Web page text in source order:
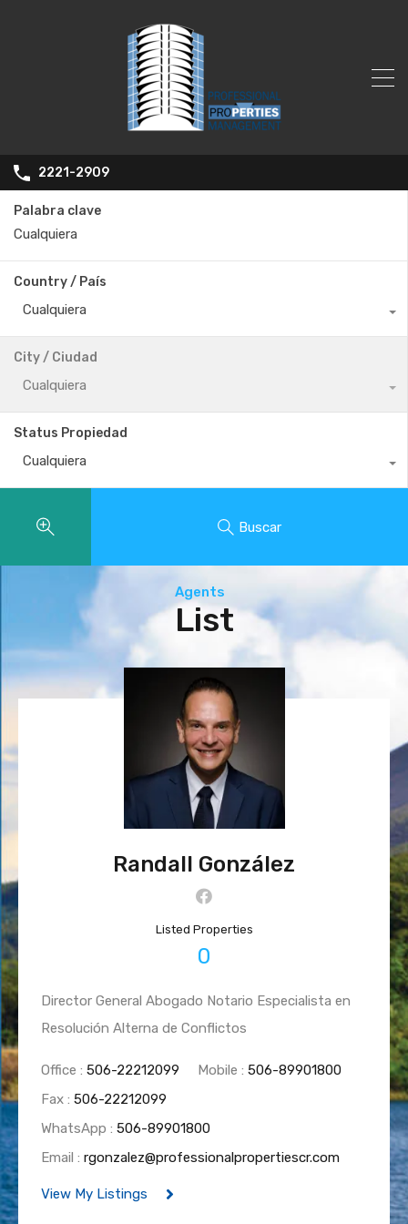
2221-2909
Palabra clave
Country / País
Cualquiera
City / Ciudad
Cualquiera
Status Propiedad
Cualquiera
Buscar
Agents
List
Randall González
Listed Properties
0
Director General Abogado Notario Especialista en
Resolución Alterna de Conflictos
Office : 506-22212099 Mobile : 506-89901800
Fax : 506-22212099
WhatsApp : 506-89901800
Email : rgonzalez@professionalpropertiescr.com
View My Listings